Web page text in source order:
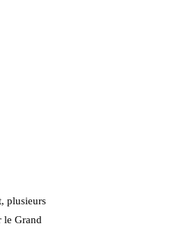
plusieurs
le Grand